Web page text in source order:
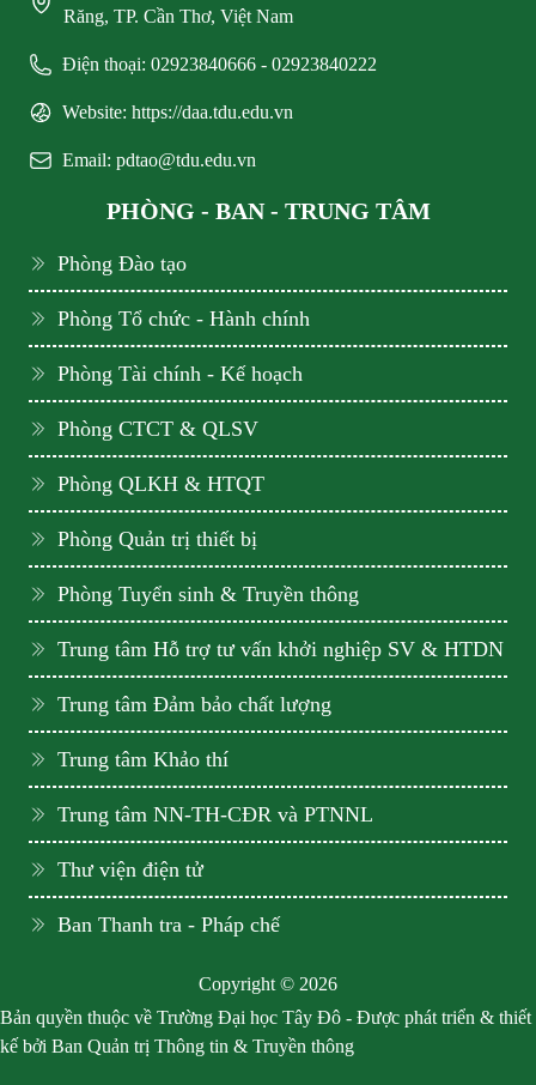
Răng, TP. Cần Thơ, Việt Nam
Điện thoại: 02923840666 - 02923840222
Website: https://daa.tdu.edu.vn
Email: pdtao@tdu.edu.vn
PHÒNG - BAN - TRUNG TÂM
Phòng Đào tạo
Phòng Tổ chức - Hành chính
Phòng Tài chính - Kế hoạch
Phòng CTCT & QLSV
Phòng QLKH & HTQT
Phòng Quản trị thiết bị
Phòng Tuyển sinh & Truyền thông
Trung tâm Hỗ trợ tư vấn khởi nghiệp SV & HTDN
Trung tâm Đảm bảo chất lượng
Trung tâm Khảo thí
Trung tâm NN-TH-CĐR và PTNNL
Thư viện điện tử
Ban Thanh tra - Pháp chế
Copyright © 2026
Bản quyền thuộc về Trường Đại học Tây Đô - Được phát triển & thiết
kế bởi Ban Quản trị Thông tin & Truyền thông